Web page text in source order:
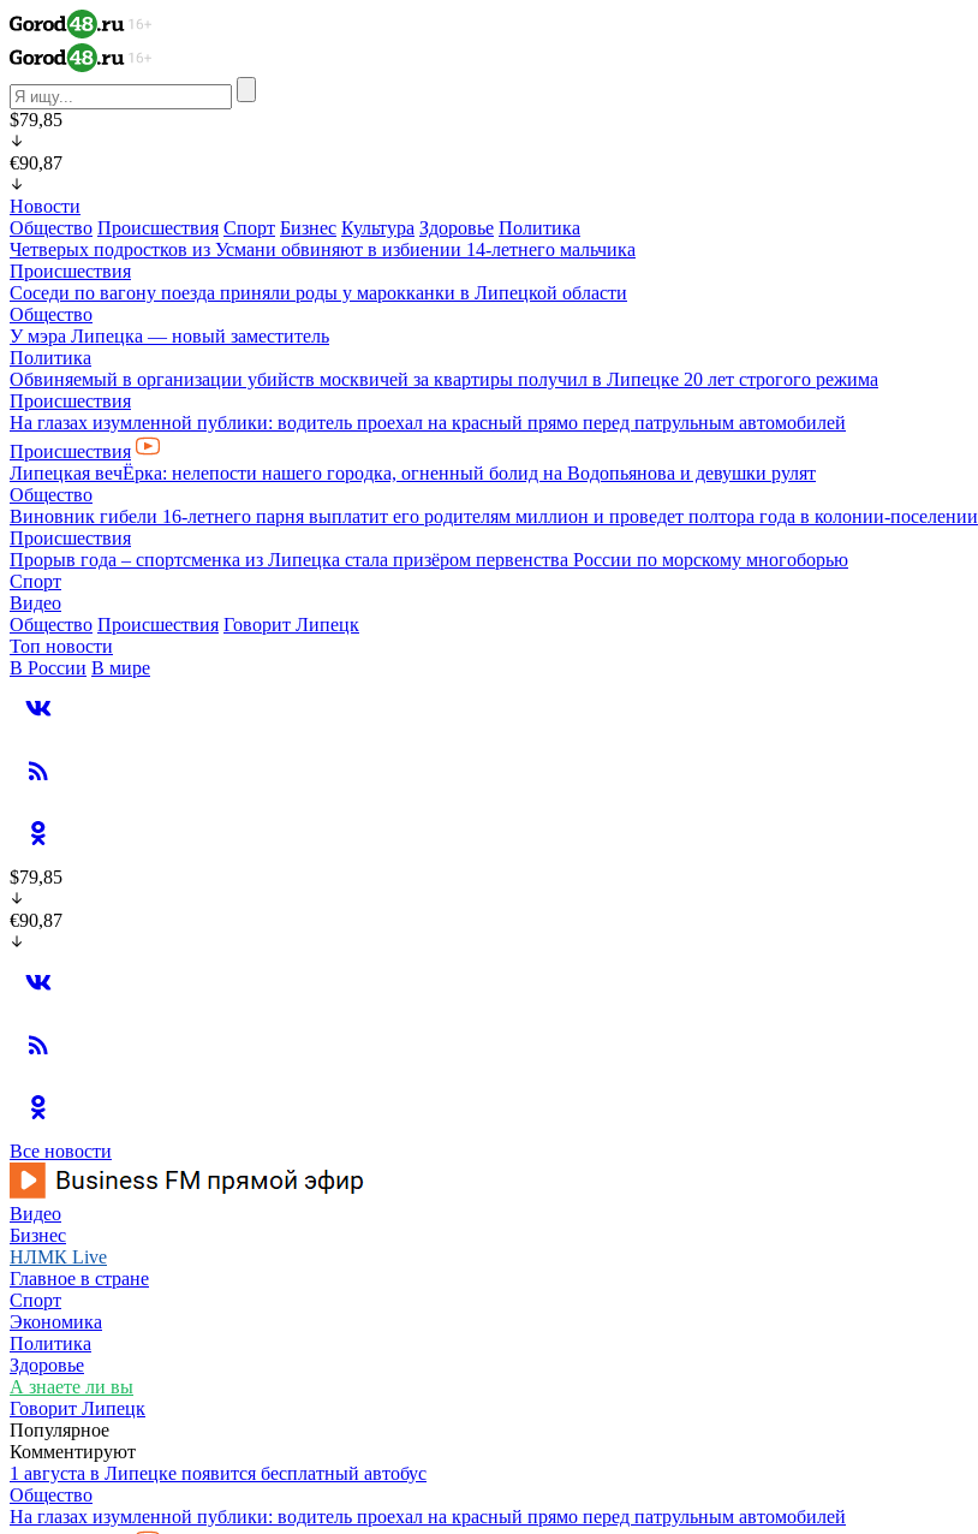
$79,85
€90,87
Новости
Общество Происшествия Спорт Бизнес Культура Здоровье Политика
Четверых подростков из Усмани обвиняют в избиении 14-летнего мальчика
Происшествия
Соседи по вагону поезда приняли роды у марокканки в Липецкой области
Общество
У мэра Липецка — новый заместитель
Политика
Обвиняемый в организации убийств москвичей за квартиры получил в Липецке 20 лет строгого режима
Происшествия
На глазах изумленной публики: водитель проехал на красный прямо перед патрульным автомобилей
Происшествия
Липецкая вечЁрка: нелепости нашего городка, огненный болид на Водопьянова и девушки рулят
Общество
Виновник гибели 16-летнего парня выплатит его родителям миллион и проведет полтора года в колонии-поселении
Происшествия
Прорыв года – спортсменка из Липецка стала призёром первенства России по морскому многоборью
Спорт
Видео
Общество Происшествия Говорит Липецк
Топ новости
В России В мире
$79,85
€90,87
Все новости
Видео
Бизнес
НЛМК Live
Главное в стране
Спорт
Экономика
Политика
Здоровье
А знаете ли вы
Говорит Липецк
Популярное
Комментируют
1 августа в Липецке появится бесплатный автобус
Общество
На глазах изумленной публики: водитель проехал на красный прямо перед патрульным автомобилей